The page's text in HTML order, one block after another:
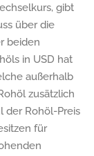
gibt
über die
beiden
in USD hat
außerhalb
zusätzlich
der Rohöl-Preis
für